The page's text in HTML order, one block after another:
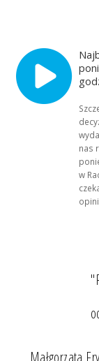
nas
w